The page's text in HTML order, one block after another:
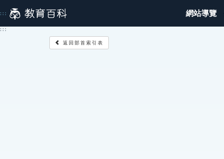
到
主
::: 網站導覽
:::
返回部首索引表